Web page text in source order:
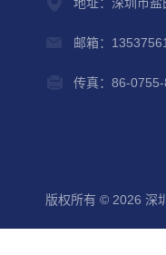
邮箱：
传真：86-
版权所有 © 2026 深